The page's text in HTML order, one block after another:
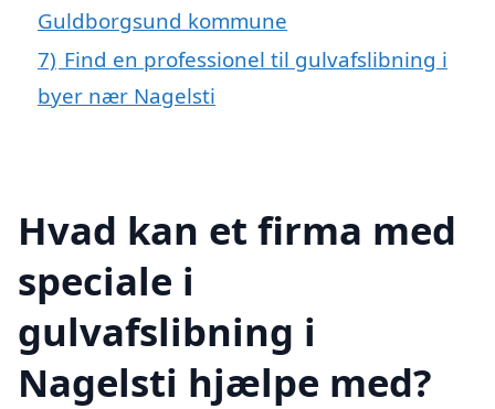
Guldborgsund kommune
7) Find en professionel til gulvafslibning i
byer nær Nagelsti
Hvad kan et firma med
speciale i
gulvafslibning i
Nagelsti hjælpe med?